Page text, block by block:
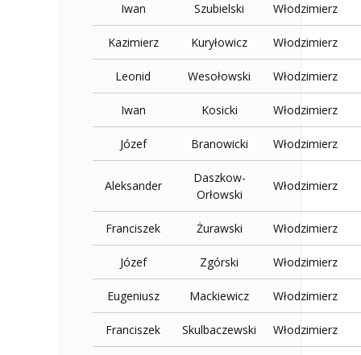
Iwan Szubielski Włodzimierz
Kazimierz Kuryłowicz Włodzimierz
Leonid Wesołowski Włodzimierz
Iwan Kosicki Włodzimierz
Józef Branowicki Włodzimierz
Aleksander
Daszkow-
Orłowski
Włodzimierz
Franciszek Żurawski Włodzimierz
Józef Zgórski Włodzimierz
Eugeniusz Mackiewicz Włodzimierz
Franciszek Skulbaczewski Włodzimierz